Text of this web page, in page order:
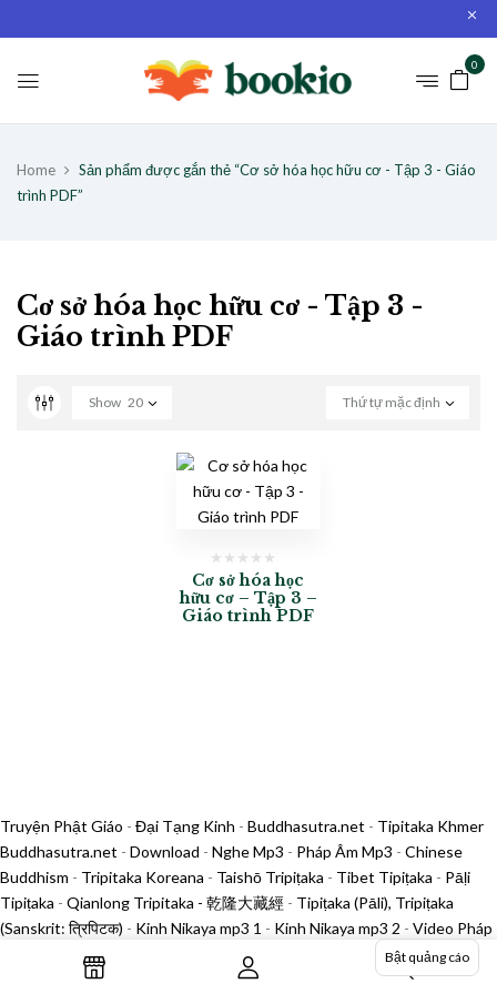
0
Home
Sản phẩm được gắn thẻ “Cơ sở hóa học hữu cơ - Tập 3 - Giáo
trình PDF”
Cơ sở hóa học hữu cơ - Tập 3 -
Giáo trình PDF
Thứ tự mặc định
Show 20
Cơ sở hóa học
hữu cơ – Tập 3 –
Giáo trình PDF
Bật quảng cáo
Truyện Phật Giáo - Đại Tạng Kinh - Buddhasutra.net - Tipitaka Khmer
Buddhasutra.net - Download - Nghe Mp3 - Pháp Âm Mp3 - Chinese
Buddhism - Tripitaka Koreana - Taishō Tripiṭaka - Tibet Tipiṭaka - Pāḷi
Tipiṭaka - Qianlong Tripitaka - 乾隆大藏經 - Tipiṭaka (Pāli), Tripiṭaka
(Sanskrit: त्रिपिटक) - Kinh Nikaya mp3 1 - Kinh Nikaya mp3 2 - Video Pháp
Video Pháp Âm 2 Chùa Khai Nguyên Phật Sự Tản Viên-Phật
-In Kinh Sách Tản Viên-Tìm mua sách in